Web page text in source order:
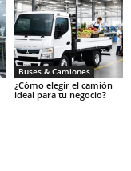
Buses & Camiones
¿Cómo elegir el camión
ideal para tu negocio?